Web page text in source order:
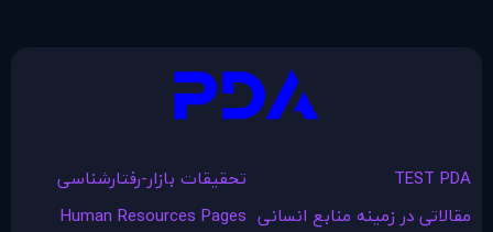
TEST PDA
تحقیقات بازار-رفتارشناسی
مقالاتی در زمينه منابع انسانی Human Resources Pages